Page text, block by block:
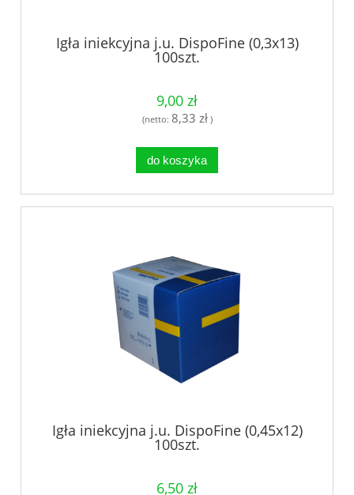
Igła iniekcyjna j.u. DispoFine (0,3x13)
100szt.
9,00 zł
(netto: 8,33 zł)
do koszyka
Igła iniekcyjna j.u. DispoFine (0,45x12)
100szt.
6,50 zł